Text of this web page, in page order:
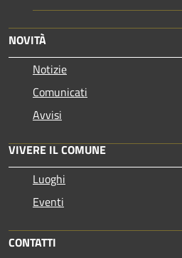
NOVITÀ
Notizie
Comunicati
Avvisi
VIVERE IL COMUNE
Luoghi
Eventi
CONTATTI